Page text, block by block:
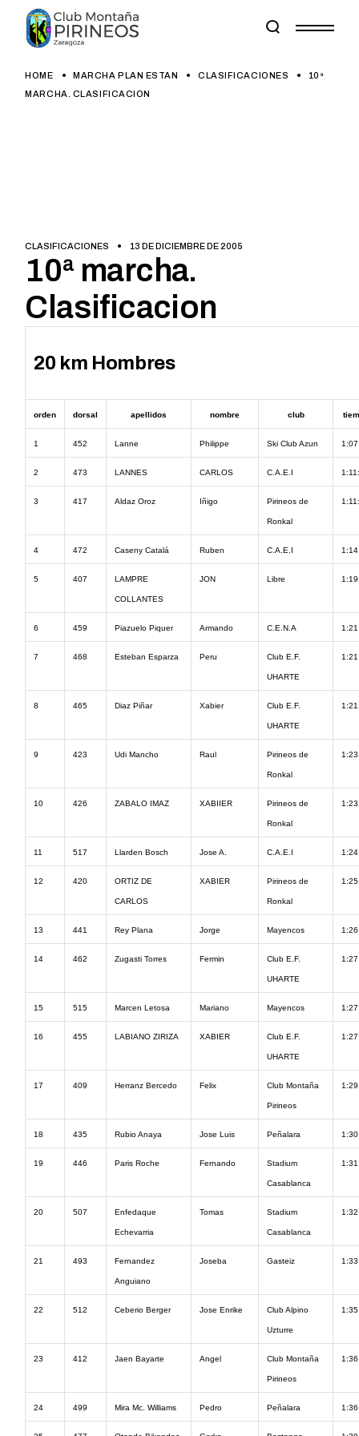
content
HOME MARCHA PLAN ESTAN CLASIFICACIONES
10ª
MARCHA. CLASIFICACION
CLASIFICACIONES 13 DE DICIEMBRE DE 2005
10ª marcha.
Clasificacion
20 km Hombres
orden dorsal apellidos nombre club
1 452 Lanne Philippe Ski Club Azun
2 473 LANNES CARLOS C.A.E.I
3 417 Aldaz Oroz Iñigo Pirineos de
Ronkal
4 472 Caseny Catalá Ruben C.A.E.I
5 407 LAMPRE
COLLANTES
JON Libre
6 459 Piazuelo Piquer Armando C.E.N.A
7 468 Esteban Esparza Peru Club E.F.
UHARTE
8 465 Diaz Piñar Xabier Club E.F.
UHARTE
9 423 Udi Mancho Raul Pirineos de
Ronkal
10 426 ZABALO IMAZ XABIIER Pirineos de
Ronkal
11 517 Llarden Bosch Jose A. C.A.E.I
12 420 ORTIZ DE
CARLOS
XABIER Pirineos de
Ronkal
13 441 Rey Plana Jorge Mayencos
14 462 Zugasti Torres Fermin Club E.F.
UHARTE
15 515 Marcen Letosa Mariano Mayencos
16 455 LABIANO ZIRIZA XABIER Club E.F.
UHARTE
17 409 Herranz Bercedo Felix Club Montaña
Pirineos
18 435 Rubio Anaya Jose Luis Peñalara
19 446 Paris Roche Fernando Stadium
Casablanca
20 507 Enfedaque
Echevarria
Tomas Stadium
Casablanca
21 493 Fernandez
Anguiano
Joseba Gasteiz
22 512 Ceberio Berger Jose Enrike Club Alpino
Uzturre
23 412 Jaen Bayarte Angel Club Montaña
Pirineos
24 499 Mira Mc. Williams Pedro Peñalara